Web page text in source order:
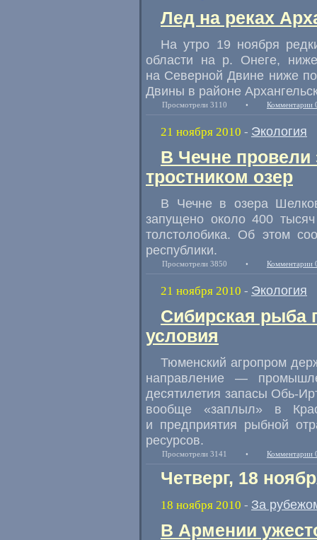
Лед на реках
На утро 19 ноября
области на р. Онеге,
на Северной Двине ниже
Двины в районе
Просмотрели 3110 • Комментарии
21 ноября 2010 - Экология
В Чечне
тростником озер
В Чечне в озера
запущено около 400
толстолобика. Об этом
республики.
Просмотрели 3850 • Комментарии
21 ноября 2010 - Экология
Сибирская рыба
условия
Тюменский агропром
направление —
десятилетия запасы Обь-
вообще «заплыл» в
и предприятия рыбной
ресурсов.
Просмотрели 3141 • Комментарии
Четверг, 18
18 ноября 2010 - За
В Армении